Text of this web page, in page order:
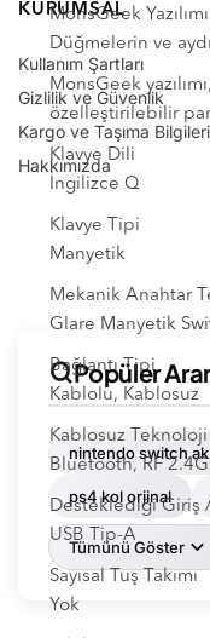
MonsGeek Yazılımı
Düğmelerin ve
MonsGeek
özelleştirilebilir
Klavye Dili
İngilizce Q
Klavye Tipi
Manyetik
Mekanik Anahtar
Glare Manyetik
Bağlantı Tipi
Kablolu, Kablosuz
Kablosuz
Bluetooth, RF
Desteklediği Giriş
USB Tip-A
Sayısal Tuş Takımı
Yok
KURUMSAL
Kullanım Şartları
Gizlilik ve Güvenlik
Kargo ve Taşıma Bilgileri
Hakkımızda
Popüler
nintendo switch
ps4 kol orjinal
Tümünü Göster